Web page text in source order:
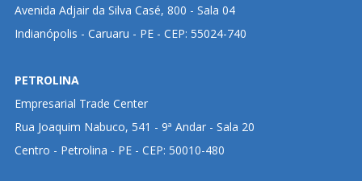
Avenida Adjair da Silva Casé, 800 - Sala 04
Indianópolis - Caruaru - PE - CEP: 55024-740
PETROLINA
Empresarial Trade Center
Rua Joaquim Nabuco, 541 - 9ª Andar - Sala 20
Centro - Petrolina - PE - CEP: 50010-480